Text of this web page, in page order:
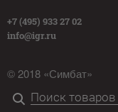
+7 (495) 933 27 02
info@igr.ru
© 2018 «Симбат»